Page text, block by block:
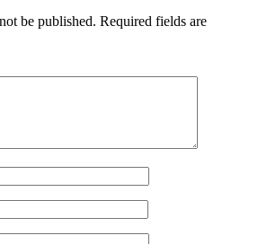
be published. Required fields are